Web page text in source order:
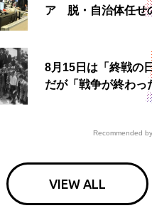
ア 脱・自治体任せ
所運営、被災者への
8月15日は「終戦の
だが「戦争が終わっ
は国によって異なる
Recommended by
VIEW ALL